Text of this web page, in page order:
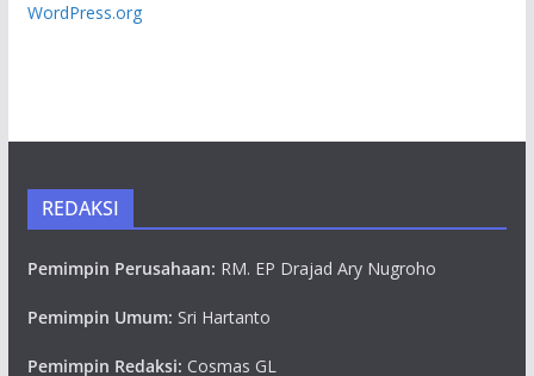
WordPress.org
REDAKSI
Pemimpin Perusahaan: RM. EP Drajad Ary Nugroho
Pemimpin Umum: Sri Hartanto
Pemimpin Redaksi: Cosmas GL